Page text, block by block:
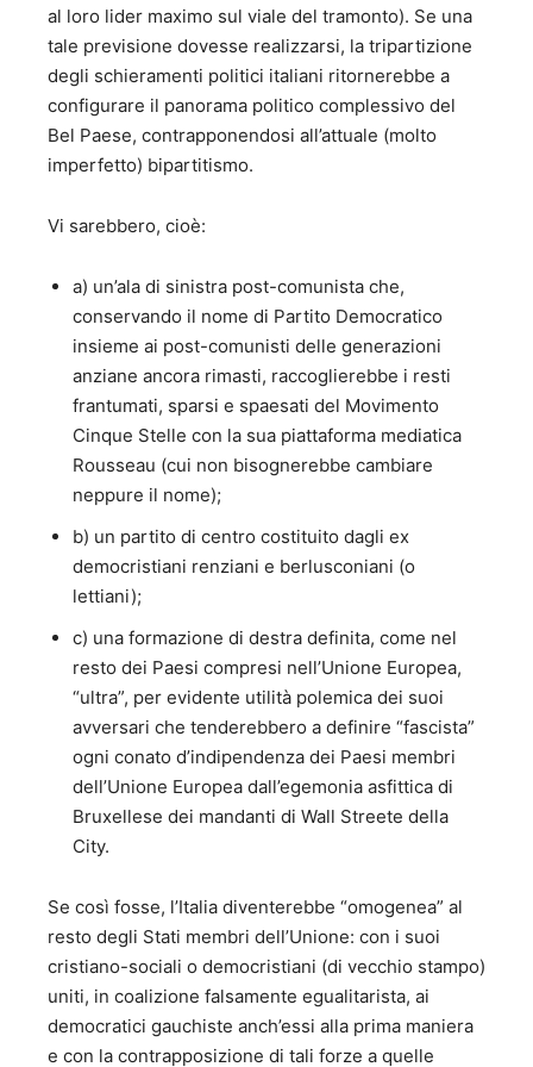
Insignito del Premio Capalbio “per lo stile nel Governo” 6 –
Autore di libri: A) SAGGI SOCIO-POLITICI 1. "Cinquanta
proposte di buon governo” - Marsilio Editore - 1992; 2.
“L’irresistibile vento dell’ovest” - Menzione speciale al
Premio Internazionale di saggistica “Salvatore Valitutti”;
Minerva Editrice - 2001; 3. “Recondite armonie di riforme
diverse” - Premio Presidente Provincia Salerno al premio
Editore - 2004; 4. “Le utopie possibili. Bel Paese e Buon
saggistica “Salvatore Valitutti” 2005 - Maggioli Editore -
2005; 5. “Le probabilità ragionevoli” - 2006; 6. “La
passione della ragione” - Avagliano Editore - 2008; 7.
“Dall’impegno al distacco” - Avagliano Editore - 2007; 8.
“Casta Italia” - Avagliano Editore - 2009; 9. “Nessun
dorma” - Avagliano Editore - 2010; 10. “Le luci spente
dell’illuminismo” - Avagliano Editore - 2010; 11. “La forza e
la frode” –Avagliano Editore 2012 12. “Il dispotismo
indulgente” – Avagliano Editore - 2013 13. “EUROCRASH –
Cinquanta ipotesi d’incerto futuro” – Curcio Editore 2014
14. “Debole di costituzione” – Editore Mondadori 2014 15.
“Europa mia, benché il parlar sia indarno” Avagliano
Editore, 2017 16. " Il decennio nero degli Italiani – Dal
Porcellum al Rosatellum – Avagliano 2018 17. "Elogio del
pensiero libero – Genesi Editrice 2019 B) SAGGI
CINEMATOGRAFICI 18. “Il bello nel cinema” - Saggi di
estetica cinematografica - Seam Editrice - 2000; 19. “Il
Leone e gli Oscar” - Saggi di estetica cinematografica -
Eagle Pictures editrice - 2001; 20, “Fermo immagine” -
Saggi di estetica cinematografica- Premio al Festival
Cinematografico di Salerno - Minerva editrice - 2001; 21.
“Il cinema tra irrisione e riflessione” – critiche
cinematografiche -Avagliano Editore, 2011. 22. “Voce fuori
campo” – critiche cinematografiche – Avagliano Editore
Mezzogiorno. 217 24. “50 film da rivedere” – Istituto
Culturale del Mezzogiorno - 2018 25. "Federico Fellini-
realista e visionario – Ist.Cult.Mezzogiorno 2019 C)
NARRATIVA E POESIA 26. “Un gioco malandrino di finestre
e balconi” - Romanzo - Premio Speciale Grinzane Cavour
Cesare Pavese - Avagliano Editore - 2006; 27. “Il Chiodo
nella sabbia” - Romanzo – Menzione speciale al Premio
al loro lider maximo sul viale del tramonto). Se una
tale previsione dovesse realizzarsi, la tripartizione
degli schieramenti politici italiani ritornerebbe a
configurare il panorama politico complessivo del
Bel Paese, contrapponendosi all’attuale (molto
imperfetto) bipartitismo.
Vi sarebbero, cioè:
a) un’ala di sinistra post-comunista che,
conservando il nome di Partito Democratico
insieme ai post-comunisti delle generazioni
anziane ancora rimasti, raccoglierebbe i resti
frantumati, sparsi e spaesati del Movimento
Cinque Stelle con la sua piattaforma mediatica
Rousseau (cui non bisognerebbe cambiare
neppure il nome);
b) un partito di centro costituito dagli ex
democristiani renziani e berlusconiani (o
lettiani);
c) una formazione di destra definita, come nel
resto dei Paesi compresi nell’Unione Europea,
“ultra”, per evidente utilità polemica dei suoi
avversari che tenderebbero a definire “fascista”
ogni conato d’indipendenza dei Paesi membri
dell’Unione Europea dall’egemonia asfittica di
Bruxellese dei mandanti di Wall Streete della
City.
Se così fosse, l’Italia diventerebbe “omogenea” al
resto degli Stati membri dell’Unione: con i suoi
cristiano-sociali o democristiani (di vecchio stampo)
uniti, in coalizione falsamente egualitarista, ai
democratici gauchiste anch’essi alla prima maniera
e con la contrapposizione di tali forze a quelle